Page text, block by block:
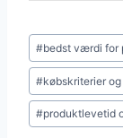
og
eller
levetiden.
Indlæg-
tags:
#bedst værdi for
#købskriterier
#produktlevetid